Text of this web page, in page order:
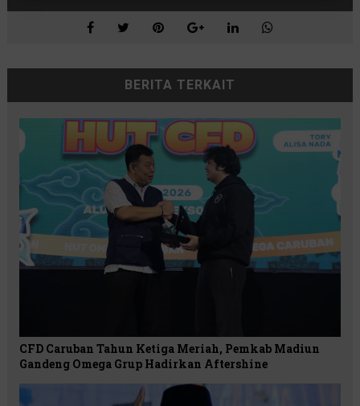
BERITA TERKAIT
CFD Caruban Tahun Ketiga Meriah, Pemkab Madiun
Gandeng Omega Grup Hadirkan Aftershine